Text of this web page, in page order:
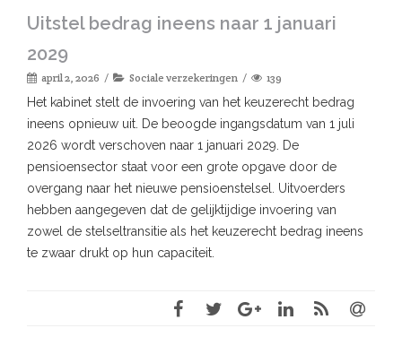
Uitstel bedrag ineens naar 1 januari
2029
april 2, 2026 Sociale verzekeringen 139
Het kabinet stelt de invoering van het keuzerecht bedrag
ineens opnieuw uit. De beoogde ingangsdatum van 1 juli
2026 wordt verschoven naar 1 januari 2029. De
pensioensector staat voor een grote opgave door de
overgang naar het nieuwe pensioenstelsel. Uitvoerders
hebben aangegeven dat de gelijktijdige invoering van
zowel de stelseltransitie als het keuzerecht bedrag ineens
te zwaar drukt op hun capaciteit.